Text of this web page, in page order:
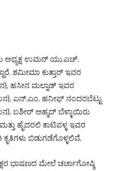
ಅಧ್ಯಕ್ಷ ಉಮರ್ ಯು.ಎಚ್.
ಶಮೀಮಾ ಕುತ್ತಾರ್ ಇವರ
ಹಸೀನ ಮಲ್ನಾಡ್ ಇವರ
ಎನ್.ಎಂ. ಹನೀಫ್ ನಂದರಬೆಟ್ಟು
ಬಶೀರ್ ಅಹ್ಮದ್ ಬೆಳ್ಳಾಯಿರು
ಹೈದರಲಿ ಕಾಟಿಪಳ್ಳ ಇವರ
ಕೃತಿಗಳು ಬಿಡುಗಡೆಗೊಳ್ಳಲಿವೆ.
ಭಾಷಣದ ಮೇಲೆ ಚರ್ಚಾಗೋಷ್ಠಿ